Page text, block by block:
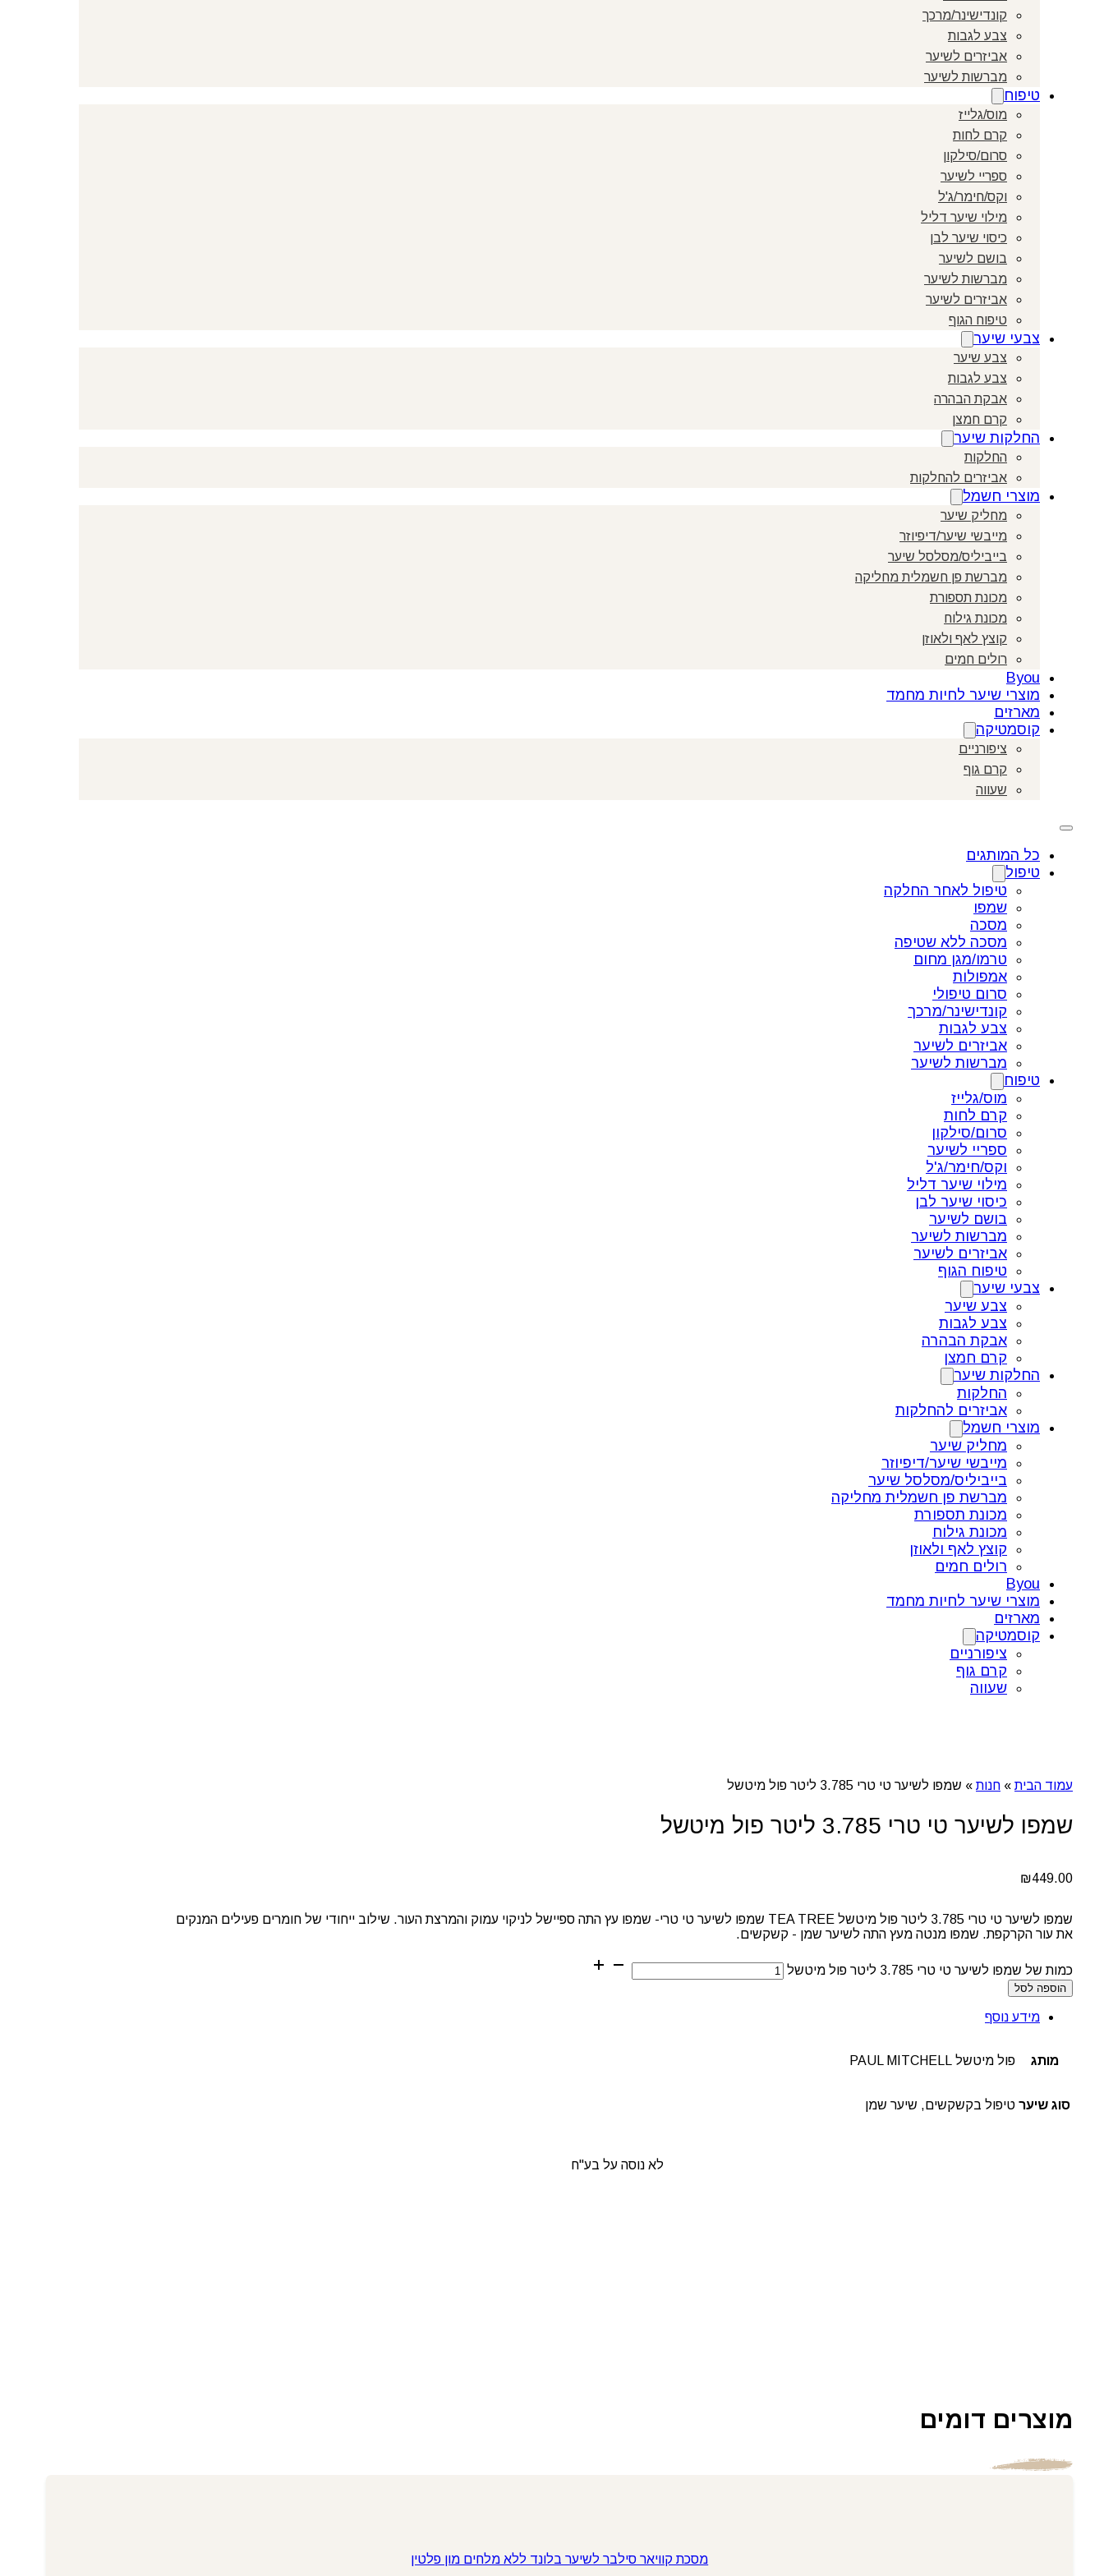
קונדישינר/מרכך
צבע לגבות
אביזרים לשיער
מברשות לשיער
טיפוח
מוס/גלייז
קרם לחות
סרום/סילקון
ספריי לשיער
וקס/חימר/ג'ל
מילוי שיער דליל
כיסוי שיער לבן
בושם לשיער
מברשות לשיער
אביזרים לשיער
טיפוח הגוף
צבעי שיער
צבע שיער
צבע לגבות
אבקת הבהרה
קרם חמצן
החלקות שיער
החלקות
אביזרים להחלקות
מוצרי חשמל
מחליק שיער
מייבשי שיער/דיפיוזר
בייביליס/מסלסל שיער
מברשת פן חשמלית מחליקה
מכונת תספורת
מכונת גילוח
קוצץ לאף ולאוזן
רולים חמים
Byou
מוצרי שיער לחיות מחמד
מארזים
קוסמטיקה
ציפורניים
קרם גוף
שעווה
כל המותגים
טיפול
טיפול לאחר החלקה
שמפו
מסכה
מסכה ללא שטיפה
טרמו/מגן מחום
אמפולות
סרום טיפולי
קונדישינר/מרכך
צבע לגבות
אביזרים לשיער
מברשות לשיער
טיפוח
מוס/גלייז
קרם לחות
סרום/סילקון
ספריי לשיער
וקס/חימר/ג'ל
מילוי שיער דליל
כיסוי שיער לבן
בושם לשיער
מברשות לשיער
אביזרים לשיער
טיפוח הגוף
צבעי שיער
צבע שיער
צבע לגבות
אבקת הבהרה
קרם חמצן
החלקות שיער
החלקות
אביזרים להחלקות
מוצרי חשמל
מחליק שיער
מייבשי שיער/דיפיוזר
בייביליס/מסלסל שיער
מברשת פן חשמלית מחליקה
מכונת תספורת
מכונת גילוח
קוצץ לאף ולאוזן
רולים חמים
Byou
מוצרי שיער לחיות מחמד
מארזים
קוסמטיקה
ציפורניים
קרם גוף
שעווה
עמוד הבית » חנות » שמפו לשיער טי טרי 3.785 ליטר פול מיטשל
שמפו לשיער טי טרי 3.785 ליטר פול מיטשל
₪449.00
שמפו לשיער טי טרי 3.785 ליטר פול מיטשל TEA TREE שמפו לשיער טי טרי- שמפו עץ התה ספיישל לניקוי עמוק והמרצת העור. שילוב ייחודי של חומרים פעילים המנקים
את עור הקרקפת. שמפו מנטה מעץ התה לשיער שמן - קשקשים.
כמות של שמפו לשיער טי טרי 3.785 ליטר פול מיטשל
הוספה לסל
מידע נוסף
מותג פול מיטשל PAUL MITCHELL
סוג שיער טיפול בקשקשים, שיער שמן
לא נוסה על בע"ח
מוצרים דומים
מסכת קוויאר סילבר לשיער בלונד ללא מלחים מון פלטין